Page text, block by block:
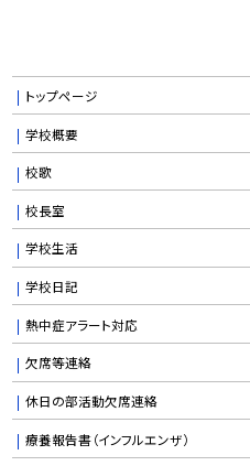
トップページ
学校概要
校歌
校長室
学校生活
学校日記
熱中症アラート対応
欠席等連絡
休日の部活動欠席連絡
療養報告書（インフルエンザ）